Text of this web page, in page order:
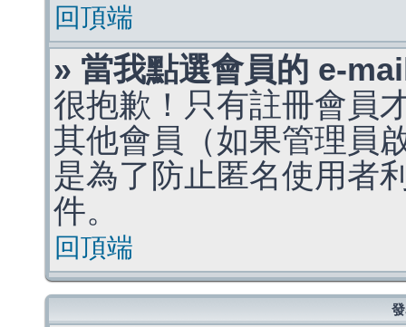
回頂端
» 當我點選會員的 e-
很抱歉！只有註冊會員
其他會員（如果管理員
是為了防止匿名使用者
件。
回頂端